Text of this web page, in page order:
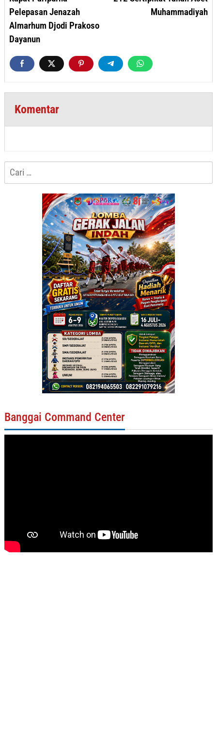
Pelepasan Jenazah
Almarhum Djodi Prakoso
Dayanun
Muhammadiyah
Komentar
Cari
untuk:
Banggai Command Center